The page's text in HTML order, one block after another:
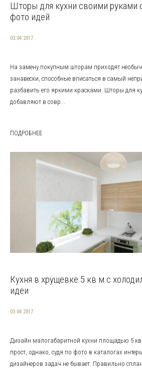
Шторы для кухни своими руками
фото идей
03.04.2017
На замену покупным шторам приходят
занавески, способные вписаться в самый
разбавить его яркими красками. Шторы для
добавляют в совр...
ПОДРОБНЕЕ
Кухня в хрущевке 5 кв м с
идеи
03.04.2017
Дизайн малогабаритной кухни площадью 5 кв.
прост, однако, судя по фото в каталогах
дизайнеров задач не бывает. Правильно